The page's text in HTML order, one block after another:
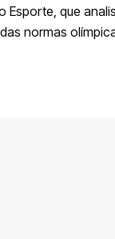
Esporte, que
normas